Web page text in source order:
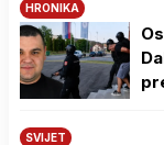
HRONIKA
SVIJET